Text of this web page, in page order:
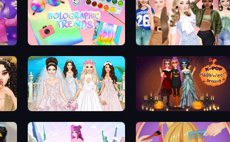
Holographic Trends Fashion Week 2025
Model Wedding K-Pop Halloween Dress Up